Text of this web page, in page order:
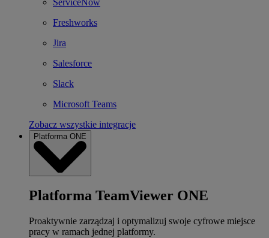
Freshworks
Jira
Salesforce
Slack
Microsoft Teams
Zobacz wszystkie integracje
Platforma ONE
Platforma TeamViewer ONE
Proaktywnie zarządzaj i optymalizuj swoje cyfrowe miejsce
pracy w ramach jednej platformy.